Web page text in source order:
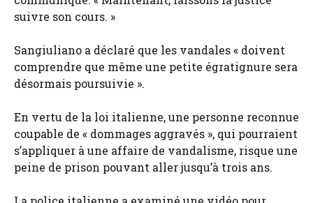
suivre son cours. »
Sangiuliano a déclaré que les vandales « doivent
comprendre que même une petite égratignure sera
désormais poursuivie ».
En vertu de la loi italienne, une personne reconnue
coupable de « dommages aggravés », qui pourraient
s’appliquer à une affaire de vandalisme, risque une
peine de prison pouvant aller jusqu’à trois ans.